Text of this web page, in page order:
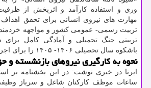
وری و استفاده کارآمد و اثربخش از
مهارت های نیروی انسانی برای تحقق اهداف
تربیت رسمی- عمومی کشور و مواجهه
تربیتی جنگ تحمیلی و آمادگی کامل برای
باشکوه سال تحصیلی ۱۴۰۶- ۱۴۰۵ را برای اجرا ابلاغ نمود.
نحوه به کارگیری نیروهای بازنشسته و
ایرنا در خبری نوشت: در این بخشنامه بر
ساعات موظف کارکنان شاغل و سرباز وظیفه